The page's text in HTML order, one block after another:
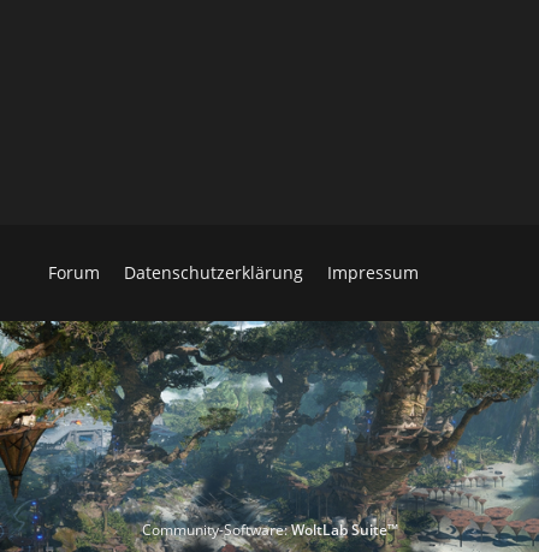
Forum Datenschutzerklärung Impressum
Community-Software:WoltLab Suite™